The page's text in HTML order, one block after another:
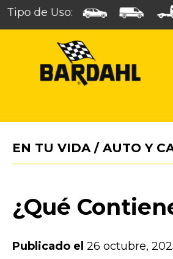
Tipo de Uso:
EN TU VIDA/ AUTO Y
¿Qué
Publicado el 26 octubre,